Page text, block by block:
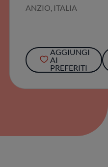
ANZIO, ITALIA
AGGIUNGI
AI
PREFERITI